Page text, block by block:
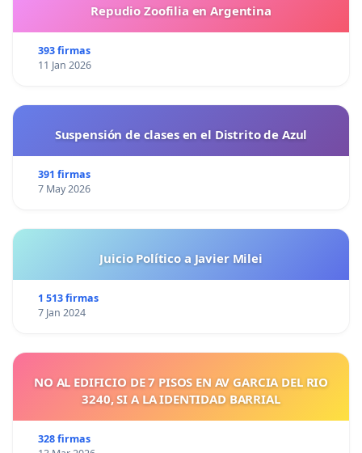
Repudio Zoofilia en Argentina
393 firmas
11 Jan 2026
Suspensión de clases en el Distrito de Azul
391 firmas
7 May 2026
Juicio Político a Javier Milei
1 513 firmas
7 Jan 2024
NO AL EDIFICIO DE 7 PISOS EN AV GARCIA DEL RIO
3240, SI A LA IDENTIDAD BARRIAL
328 firmas